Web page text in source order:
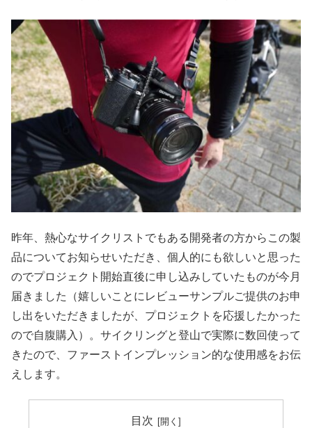
昨年、熱心なサイクリストでもある開発者の方からこの製
品についてお知らせいただき、個人的にも欲しいと思った
のでプロジェクト開始直後に申し込みしていたものが今月
届きました（嬉しいことにレビューサンプルご提供のお申
し出をいただきましたが、プロジェクトを応援したかった
ので自腹購入）。サイクリングと登山で実際に数回使って
きたので、ファーストインプレッション的な使用感をお伝
えします。
目次